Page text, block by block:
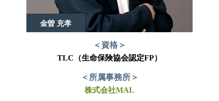
金曽 充孝
＜資格＞
TLC（生命保険協会認定FP）
＜所属事務所＞
株式会社MAL